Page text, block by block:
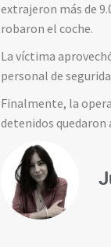
extrajeron más de
robaron el coche.
La víctima
personal de
Finalmente, la
detenidos quedaron